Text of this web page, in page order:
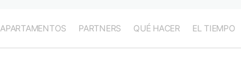
APARTAMENTOS PARTNERS QUÉ HACER EL TIEMPO